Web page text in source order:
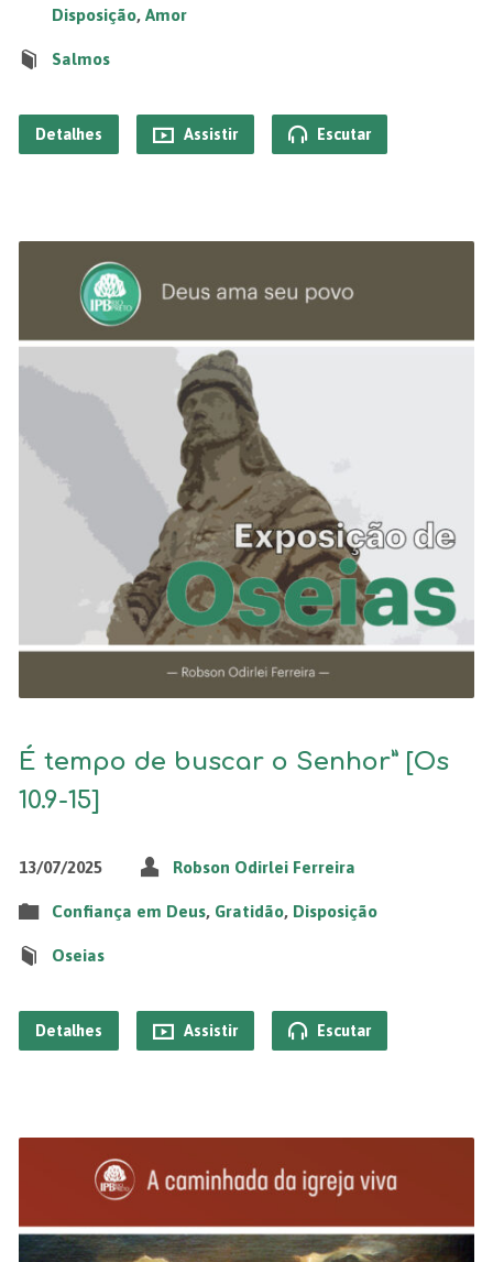
Disposição, Amor
Salmos
Detalhes Assistir Escutar
É tempo de buscar o Senhor” [Os
10.9-15]
13/07/2025 Robson Odirlei Ferreira
Confiança em Deus, Gratidão, Disposição
Oseias
Detalhes Assistir Escutar